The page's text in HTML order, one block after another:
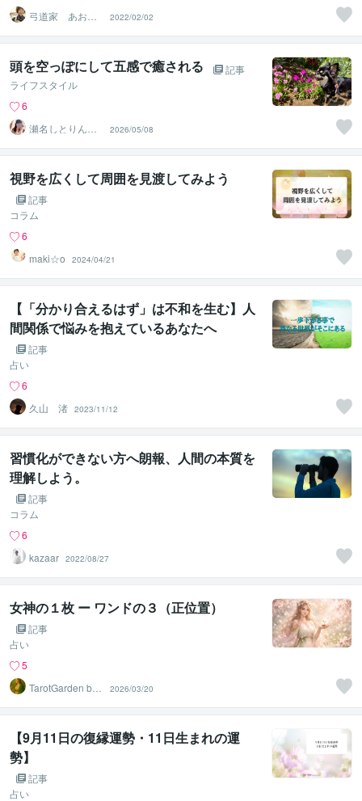
弓道家 あおゆ
み ひより
2022/02/02
頭を空っぽにして五感で癒される
記事
ライフスタイル
6
瀬名しとりん＊
恋愛・人間関係
寄り添い占い
2026/05/08
視野を広くして周囲を見渡してみよう
記事
コラム
6
maki☆o
2024/04/21
【「分かり合えるはず」は不和を生む】人
間関係で悩みを抱えているあなたへ
記事
占い
6
久山 渚 2023/11/12
習慣化ができない方へ朗報、人間の本質を
理解しよう。
記事
コラム
6
kazaar 2022/08/27
女神の１枚 ー ワンドの３（正位置）
記事
占い
5
TarotGarden by
2026/03/20
【9月11日の復縁運勢・11日生まれの運
勢】
記事
占い